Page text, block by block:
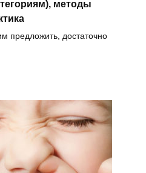
методы
предложить, достаточно